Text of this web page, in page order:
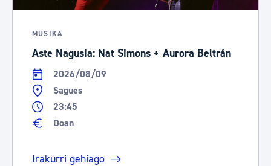
MUSIKA
Aste Nagusia: Nat Simons + Aurora Beltrán
2026/08/09
Sagues
23:45
Doan
Irakurri gehiago